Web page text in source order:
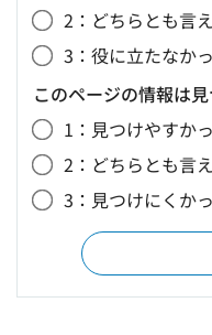
2：どちらとも言
3：役に立たなか
このページの情報は
1：見つけやすか
2：どちらとも言
3：見つけにくか